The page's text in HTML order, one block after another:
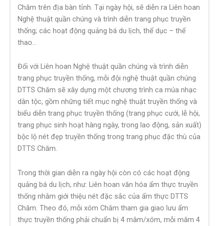
Chăm trên địa bàn tỉnh. Tại ngày hội, sẽ diễn ra Liên hoan
Nghệ thuật quần chúng và trình diễn trang phục truyền
thống; các hoạt động quảng bá du lịch, thể dục – thể
thao…
Đối với Liên hoan Nghệ thuật quần chúng và trình diễn
trang phục truyền thống, mỗi đội nghệ thuật quần chúng
DTTS Chăm sẽ xây dựng một chương trình ca múa nhạc
dân tộc, gồm những tiết mục nghệ thuật truyền thống và
biểu diễn trang phục truyền thống (trang phục cưới, lễ hội,
trang phục sinh hoạt hàng ngày, trong lao động, sản xuất)
bộc lộ nét đẹp truyền thống trong trang phục đặc thù của
DTTS Chăm.
Trong thời gian diễn ra ngày hội còn có các hoạt động
quảng bá du lịch, như: Liên hoan văn hóa ẩm thực truyền
thống nhằm giới thiệu nét đặc sắc của ẩm thực DTTS
Chăm. Theo đó, mỗi xóm Chăm tham gia giao lưu ẩm
thực truyền thống phải chuẩn bị 4 mâm/xóm, mỗi mâm 4